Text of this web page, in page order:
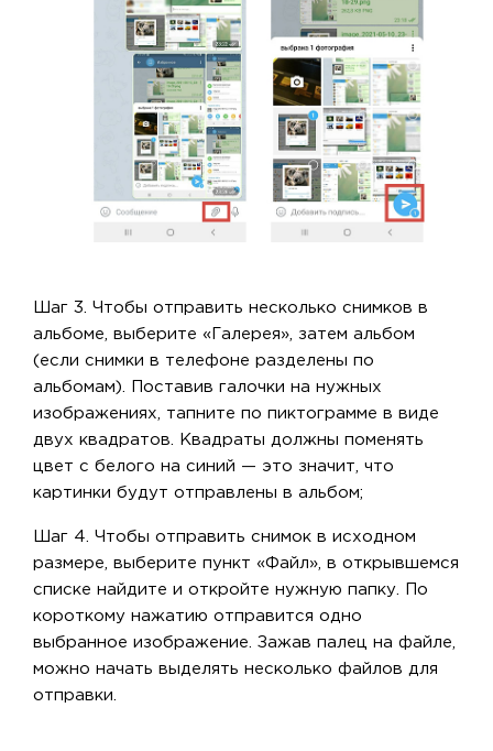
Шаг 3. Чтобы отправить несколько снимков в
альбоме, выберите «Галерея», затем альбом
(если снимки в телефоне разделены по
альбомам). Поставив галочки на нужных
изображениях, тапните по пиктограмме в виде
двух квадратов. Квадраты должны поменять
цвет с белого на синий — это значит, что
картинки будут отправлены в альбом;
Шаг 4. Чтобы отправить снимок в исходном
размере, выберите пункт «Файл», в открывшемся
списке найдите и откройте нужную папку. По
короткому нажатию отправится одно
выбранное изображение. Зажав палец на файле,
можно начать выделять несколько файлов для
отправки.